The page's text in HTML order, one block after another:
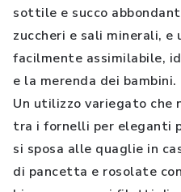
sottile e succo
zuccheri e sali minerali,
facilmente assimilabile,
e la merenda dei bambini.
Un utilizzo variegato che
tra i fornelli per eleganti
si sposa alle quaglie in
di pancetta e rosolate